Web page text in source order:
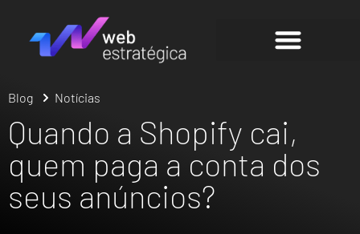
Blog Notícias
Quando a Shopify cai,
quem paga a conta dos
seus anúncios?